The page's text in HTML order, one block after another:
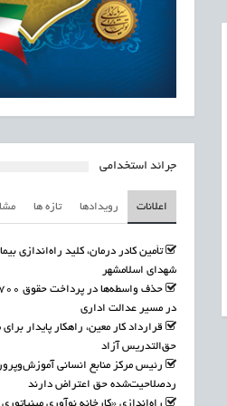
جرائد استخدامی
اعلانات رویدادها تازه ها
شهدای اسلامشهر
در مسیر عدالت اداری
قرارداد کار معین، راهکار پایدار
حق‌التدریس آزاد
رئیس مرکز منابع انسانی
ردصلاحیت‌شده حق اعتراض دارند